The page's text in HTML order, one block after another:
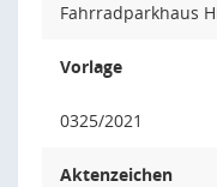
Fahrradparkhaus
Vorlage
0325/2021
Aktenzeichen